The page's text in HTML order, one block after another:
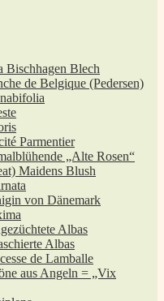
Bischhagen Blech
de Belgique (Pedersen)
Parmentier
„Alte Rosen“
Maidens Blush
von Dänemark
Albas
Albas
de Lamballe
aus Angeln = „Vix